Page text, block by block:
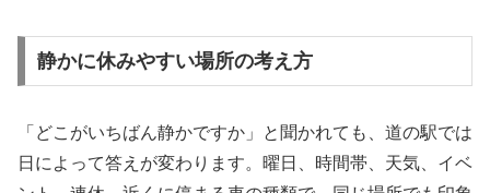
静かに休みやすい場所の考え方
「どこがいちばん静かですか」と聞かれても、道の駅では
日によって答えが変わります。曜日、時間帯、天気、イベ